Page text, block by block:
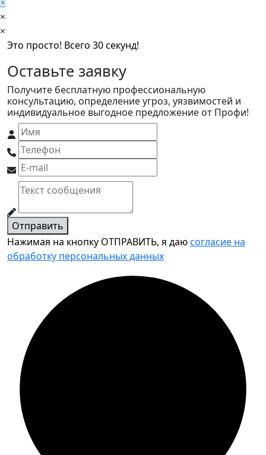
×
×
Это просто! Всего 30 секунд!
Оставьте заявку
Получите бесплатную профессиональную
консультацию, определение угроз, уязвимостей и
индивидуальное выгодное предложение от Профи!
Отправить
Нажимая на кнопку ОТПРАВИТЬ, я даюсогласие на
обработку персональных данных